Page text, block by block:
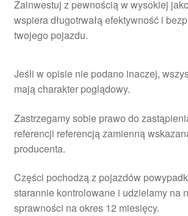
Zainwestuj z pewnością w wysokiej
wspiera długotrwałą efektywność i
twojego pojazdu.
Jeśli w opisie nie podano inaczej,
mają charakter poglądowy.
Zastrzegamy sobie prawo do
referencji referencją zamienną
producenta.
Części pochodzą z pojazdów
starannie kontrolowane i udzielamy na
sprawności na okres 12 miesięcy.